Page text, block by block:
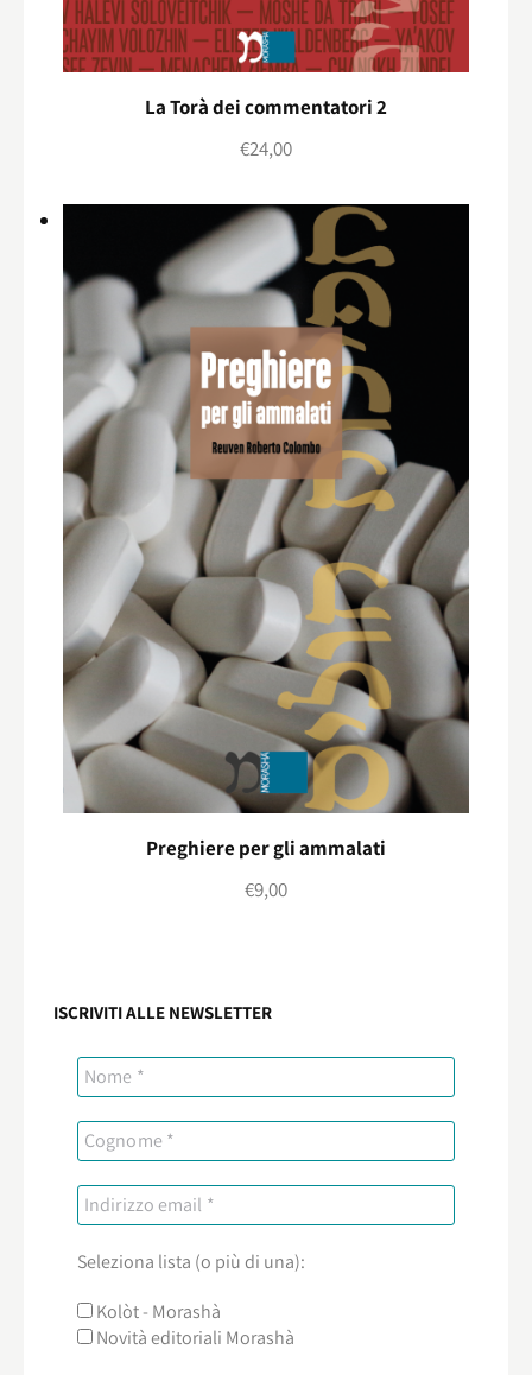
La Torà dei commentatori 2
€24,00
Preghiere per gli ammalati
€9,00
ISCRIVITI ALLE NEWSLETTER
Seleziona lista (o più di una):
Kolòt - Morashà
Novità editoriali Morashà